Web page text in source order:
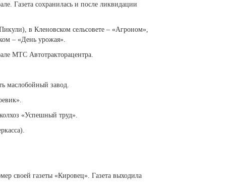
Газета сохранилась и после ликвидации
в Кленовском сельсовете – «Агроном»,
– «День урожая».
МТС Автотракторацентра.
маслобойный завод.
«Успешный труд».
своей газеты «Кировец». Газета выходила